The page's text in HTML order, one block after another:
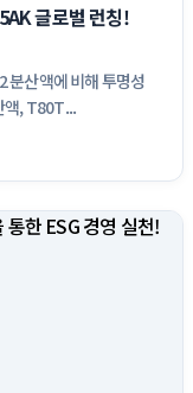
글로벌 런칭!
산액에 비해 투명성
액, T80T...